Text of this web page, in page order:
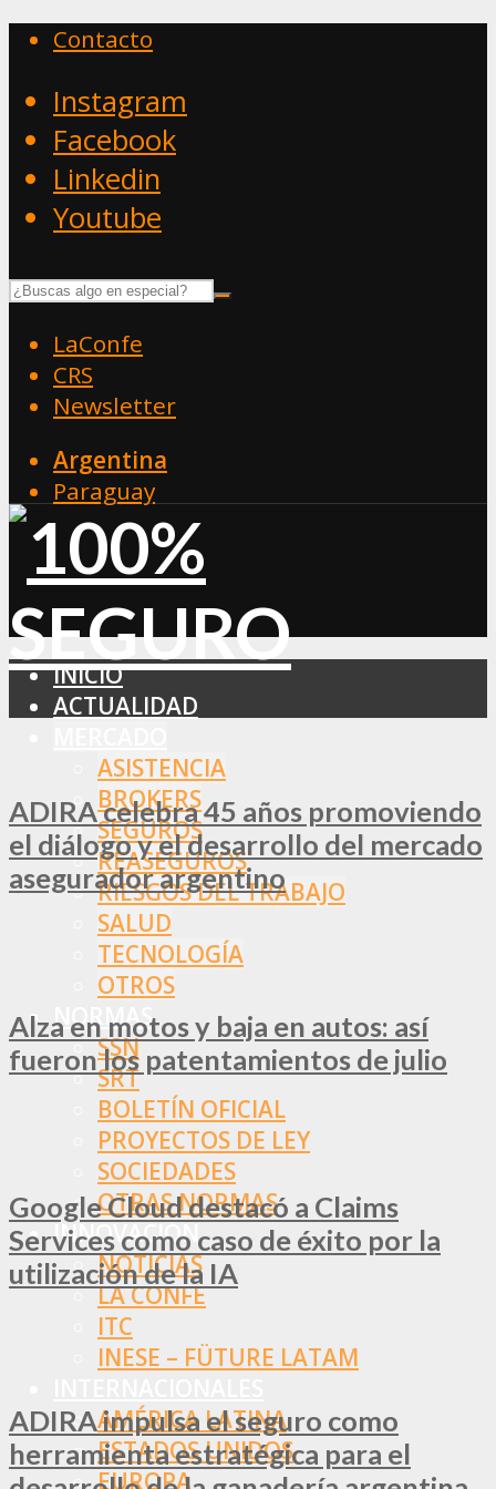
Contacto
Instagram
Facebook
Linkedin
Youtube
LaConfe
CRS
Newsletter
Argentina
Paraguay
INICIO
ACTUALIDAD
ASISTENCIA
BROKERS
SEGUROS
REASEGUROS
RIESGOS DEL TRABAJO
SALUD
TECNOLOGÍA
OTROS
NORMAS
SSN
SRT
BOLETÍN OFICIAL
PROYECTOS DE LEY
SOCIEDADES
OTRAS NORMAS
INNOVACIÓN
NOTICIAS
LA CONFE
ITC
INESE – FÜTURE LATAM
AMÉRICA LATINA
ESTADOS UNIDOS
EUROPA
ADIRA celebra 45 años promoviendo
el diálogo y el desarrollo del mercado
asegurador argentino
Alza en motos y baja en autos: así
fueron los patentamientos de julio
Google Cloud destacó a Claims
Services como caso de éxito por la
utilización de la IA
ADIRA impulsa el seguro como
herramienta estratégica para el